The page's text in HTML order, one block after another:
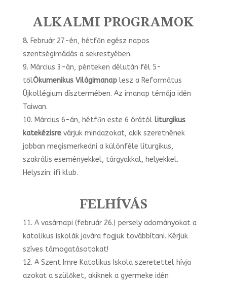
ALKALMI PROGRAMOK
Február 27-én, hétfőn egész napos
szentségimádás a sekrestyében.
Március 3-án, pénteken délután fél 5-
tőlÖkumenikus Világimanaplesz a Református
Újkollégium dísztermében. Az imanap témája idén
Taiwan.
Március 6-án, hétfőn este 6 órától liturgikus
katekézisrevárjuk mindazokat, akik szeretnének
jobban megismerkedni a különféle liturgikus,
szakrális eseményekkel, tárgyakkal, helyekkel.
Helyszín: ifi klub.
FELHÍVÁS
A vasárnapi (február 26.) persely adományokat a
katolikus iskolák javára fogjuk továbbítani. Kérjük
szíves támogatásotokat!
A Szent Imre Katolikus Iskola szeretettel hívja
azokat a szülőket, akiknek a gyermeke idén